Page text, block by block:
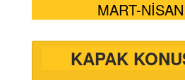
MART-
KAPAK